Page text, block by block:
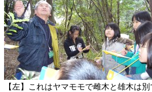
【左】これはヤマモモで雌木と雄木